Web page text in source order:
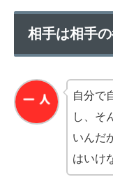
相手は相手
自分で
し、そ
いんだ
はいけ